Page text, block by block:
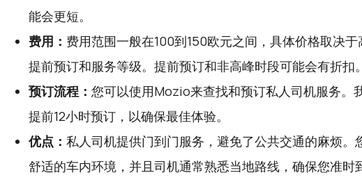
能会更短。
费用： 费用范围一般在100到150欧元之间，具体价格取决于
提前预订和服务等级。提前预订和非高峰时段可能会有折扣。
预订流程： 您可以使用Mozio来查找和预订私人司机服务。
提前12小时预订，以确保最佳体验。
优点： 私人司机提供门到门服务，避免了公共交通的麻烦。
舒适的车内环境，并且司机通常熟悉当地路线，确保您准时